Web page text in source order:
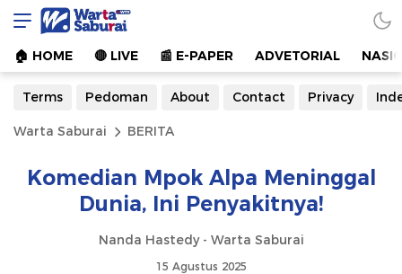
Warta Saburai
Sumber Informasi Terkini
🏠︎ HOME 🔴 LIVE 📰 E-PAPER ADVETORIAL
Terms Pedoman About Contact Privacy
Warta Saburai BERITA
Komedian Mpok Alpa Meninggal
Dunia, Ini Penyakitnya!
Nanda Hastedy - Warta Saburai
15 Agustus 2025